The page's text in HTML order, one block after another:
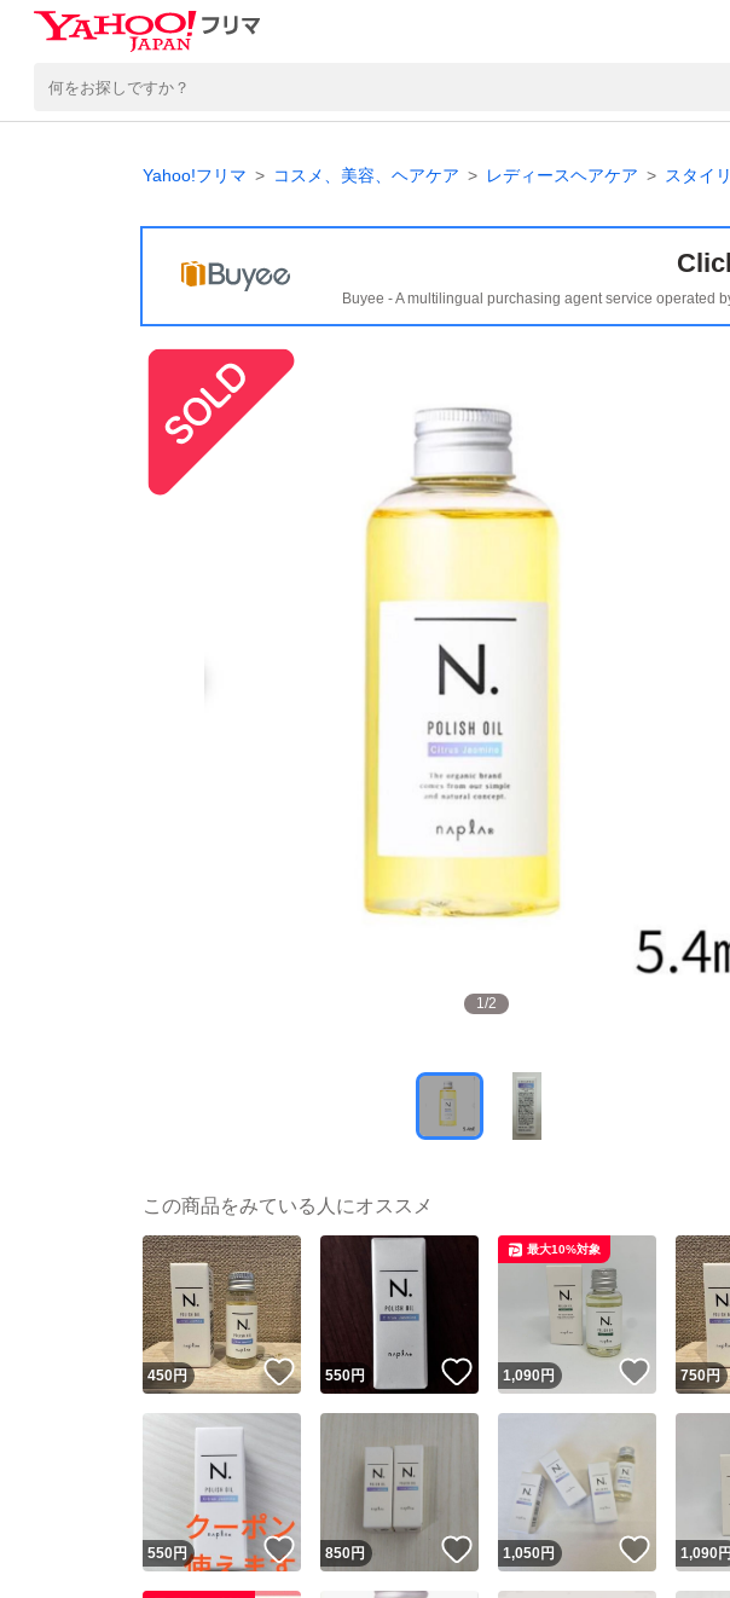
Yahoo!フリマ コスメ、美容、ヘアケア レディースヘアケア スタイ
Buyee - A multilingual purchasing agent service operated
1/2
この商品をみている人にオススメ
450円 いいね！
550円 いいね！
1,090円 いいね！
最大10%対象
750円
550円 いいね！
850円 いいね！
1,050円 いいね！
1,090円